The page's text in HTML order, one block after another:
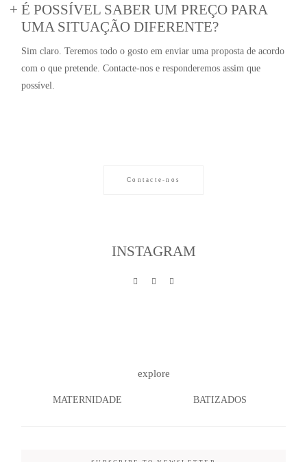
É POSSÍVEL SABER UM PREÇO PARA
UMA SITUAÇÃO DIFERENTE?
Sim claro. Teremos todo o gosto em enviar uma proposta de acordo
com o que pretende. Contacte-nos e responderemos assim que
possível.
Contacte-nos
INSTAGRAM
explore
MATERNIDADE BATIZADOS